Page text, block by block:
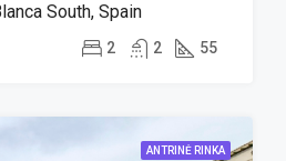
South, Spain
2 2 55
ANTRINĖ RINKA